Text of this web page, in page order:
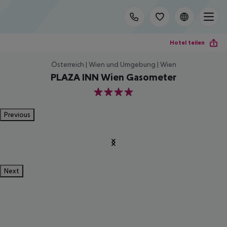
Hotel teilen
Österreich | Wien und Umgebung | Wien
PLAZA INN Wien Gasometer
4
Previous
Next